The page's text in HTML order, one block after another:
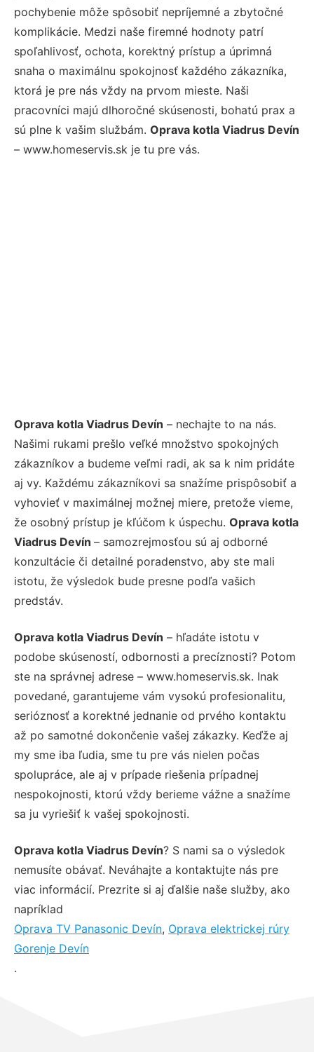
pochybenie môže spôsobiť nepríjemné a zbytočné
komplikácie. Medzi naše firemné hodnoty patrí
spoľahlivosť, ochota, korektný prístup a úprimná
snaha o maximálnu spokojnosť každého zákazníka,
ktorá je pre nás vždy na prvom mieste. Naši
pracovníci majú dlhoročné skúsenosti, bohatú prax a
sú plne k vašim službám. Oprava kotla Viadrus Devín
– www.homeservis.sk je tu pre vás.
Oprava kotla Viadrus Devín – nechajte to na nás.
Našimi rukami prešlo veľké množstvo spokojných
zákazníkov a budeme veľmi radi, ak sa k nim pridáte
aj vy. Každému zákazníkovi sa snažíme prispôsobiť a
vyhovieť v maximálnej možnej miere, pretože vieme,
že osobný prístup je kľúčom k úspechu. Oprava kotla
Viadrus Devín – samozrejmosťou sú aj odborné
konzultácie či detailné poradenstvo, aby ste mali
istotu, že výsledok bude presne podľa vašich
predstáv.
Oprava kotla Viadrus Devín – hľadáte istotu v
podobe skúseností, odbornosti a precíznosti? Potom
ste na správnej adrese – www.homeservis.sk. Inak
povedané, garantujeme vám vysokú profesionalitu,
serióznosť a korektné jednanie od prvého kontaktu
až po samotné dokončenie vašej zákazky. Keďže aj
my sme iba ľudia, sme tu pre vás nielen počas
spolupráce, ale aj v prípade riešenia prípadnej
nespokojnosti, ktorú vždy berieme vážne a snažíme
sa ju vyriešiť k vašej spokojnosti.
Oprava kotla Viadrus Devín? S nami sa o výsledok
nemusíte obávať. Neváhajte a kontaktujte nás pre
viac informácií. Prezrite si aj ďalšie naše služby, ako
napríklad
Oprava TV Panasonic Devín, Oprava elektrickej rúry
Gorenje Devín
.